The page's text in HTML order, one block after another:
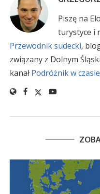
Piszę na
turystyce i
Przewodnik sudecki,
związany z Dolnym
kanał Podróżnik w czasie